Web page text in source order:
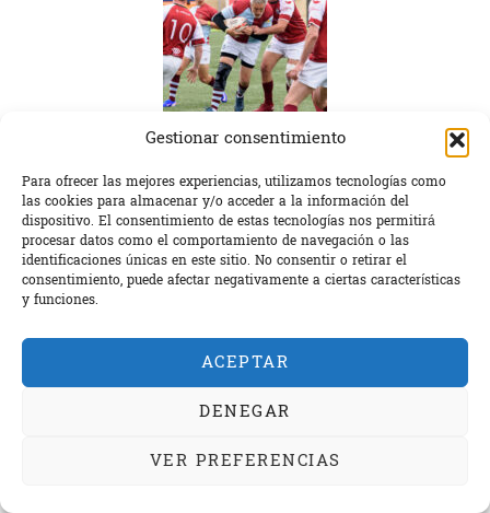
Gestionar consentimiento
Para ofrecer las mejores experiencias, utilizamos tecnologías como
las cookies para almacenar y/o acceder a la información del
dispositivo. El consentimiento de estas tecnologías nos permitirá
procesar datos como el comportamiento de navegación o las
identificaciones únicas en este sitio. No consentir o retirar el
consentimiento, puede afectar negativamente a ciertas características
y funciones.
ACEPTAR
DENEGAR
VER PREFERENCIAS